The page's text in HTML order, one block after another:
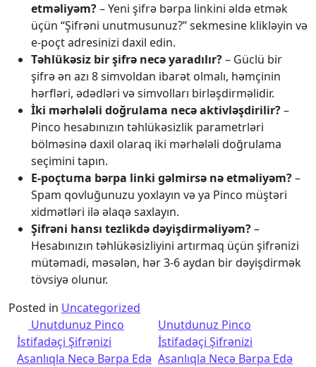
etməliyəm?– Yeni şifrə bərpa linkini əldə etmək
üçün “Şifrəni unutmusunuz?” sekmesine klikləyin və
e-poçt adresinizi daxil edin.
Təhlükəsiz bir şifrə necə yaradılır?– Güclü bir
şifrə ən azı 8 simvoldan ibarət olmalı, həmçinin
hərfləri, ədədləri və simvolları birləşdirməlidir.
İki mərhələli doğrulama necə aktivləşdirilir?–
Pinco hesabınızın təhlükəsizlik parametrləri
bölməsinə daxil olaraq iki mərhələli doğrulama
seçimini tapın.
E-poçtuma bərpa linki gəlmirsə nə etməliyəm?–
Spam qovluğunuzu yoxlayın və ya Pinco müştəri
xidmətləri ilə əlaqə saxlayın.
Şifrəni hansı tezlikdə dəyişdirməliyəm?–
Hesabınızın təhlükəsizliyini artırmaq üçün şifrənizi
mütəmadi, məsələn, hər 3-6 aydan bir dəyişdirmək
tövsiyə olunur.
Posted in Uncategorized
Post navigation
Unutdunuz Pinco
İstifadəçi Şifrənizi
Asanlıqla Necə Bərpa Edə
Unutdunuz Pinco
İstifadəçi Şifrənizi
Asanlıqla Necə Bərpa Edə